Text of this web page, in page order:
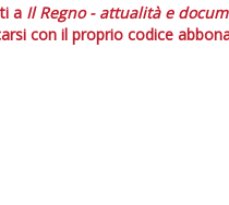
a Il Regno - attualità e
con il proprio codice